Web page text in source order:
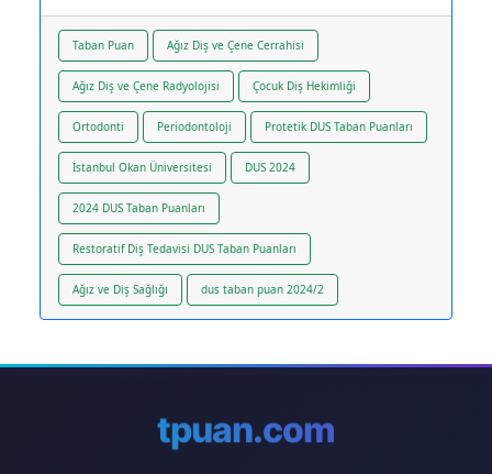
Taban Puan Ağız Diş ve Çene Cerrahisi
Ağız Diş ve Çene Radyolojisi Çocuk Diş Hekimliği
Ortodonti Periodontoloji Protetik DUS Taban Puanları
İstanbul Okan Üniversitesi DUS 2024
2024 DUS Taban Puanları
Restoratif Diş Tedavisi DUS Taban Puanları
Ağız ve Diş Sağlığı dus taban puan 2024/2
tpuan.com